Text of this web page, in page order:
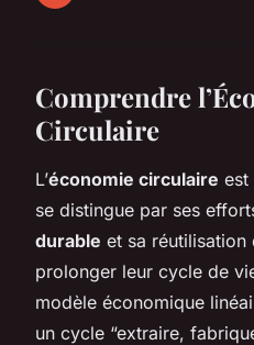
Comprendre
Circulaire
L’économie circulaire est
se distingue par ses
durable et sa réutilisation
prolonger leur cycle de
modèle économique
un cycle “extraire,